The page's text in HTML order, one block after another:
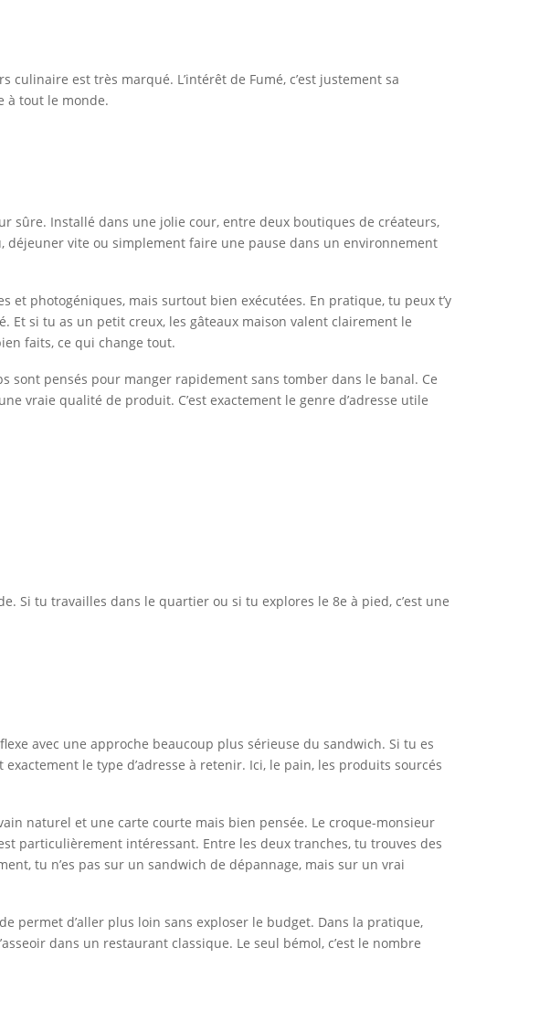
culinaire est très marqué. L’intérêt de Fumé, c’est justement sa
à tout le monde.
sûre. Installé dans une jolie cour, entre deux boutiques de créateurs,
vite ou simplement faire une pause dans un environnement
et photogéniques, mais surtout bien exécutées. En pratique, tu peux t’y
si tu as un petit creux, les gâteaux maison valent clairement le
faits, ce qui change tout.
sont pensés pour manger rapidement sans tomber dans le banal. Ce
vraie qualité de produit. C’est exactement le genre d’adresse utile
Si tu travailles dans le quartier ou si tu explores le 8e à pied, c’est une
avec une approche beaucoup plus sérieuse du sandwich. Si tu es
le type d’adresse à retenir. Ici, le pain, les produits sourcés
naturel et une carte courte mais bien pensée. Le croque-monsieur
particulièrement intéressant. Entre les deux tranches, tu trouves des
tu n’es pas sur un sandwich de dépannage, mais sur un vrai
permet d’aller plus loin sans exploser le budget. Dans la pratique,
dans un restaurant classique. Le seul bémol, c’est le nombre